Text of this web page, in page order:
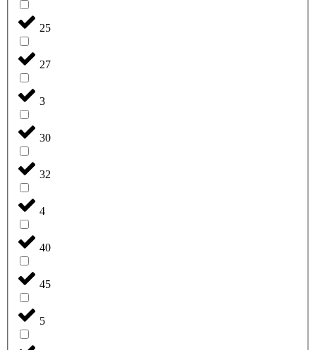
25
27
3
30
32
4
40
45
5